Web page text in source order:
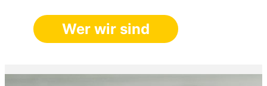
Wer wir sind